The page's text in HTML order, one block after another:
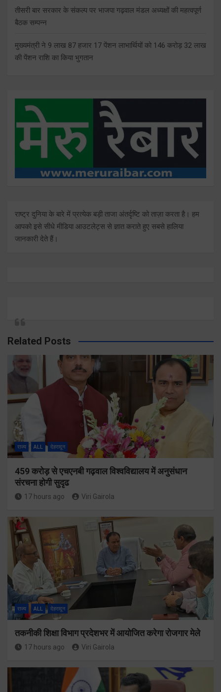
तीसरी बार सरकार के संकल्प पर भाजपा गढ़वाल मंडल अध्यक्षों की महत्वपूर्ण
बैठक सम्पन्न
मुख्यमंत्री ने 9 लाख 87 हजार 17 पेंशन लाभार्थियों को 146 करोड़ 32 लाख
की पेंशन राशि का किया भुगतान
राष्ट्र दुनिया के बारे में प्रत्येक बड़ी ताजा अंतर्दृष्टि को ताज़ा करता है। हम
आपको इसे सीधे मीडिया आउटलेट्स से ज्ञात कराते हुए सबसे हालिया
जानकारी देते हैं।
Related Posts
राज्य ALL देहरादून
459 करोड़ से एचएनबी गढ़वाल विश्वविद्यालय में अनुसंधान
संरचना होगी सुदृढ
17 hours ago Viri Gairola
राज्य ALL देहरादून
तकनीकी शिक्षा विभाग प्रदेशभर में आयोजित करेगा रोजगार मेले
17 hours ago Viri Gairola